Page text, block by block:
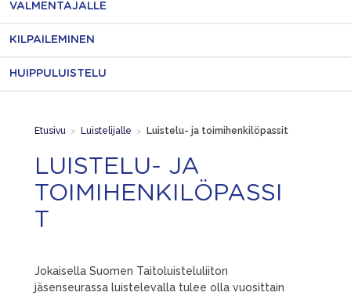
VALMENTAJALLE
KILPAILEMINEN
HUIPPULUISTELU
Etusivu > Luistelijalle > Luistelu- ja toimihenkilöpassit
LUISTELU- JA
TOIMIHENKILÖPASSI
T
Jokaisella Suomen Taitoluisteluliiton
jäsenseurassa luistelevalla tulee olla vuosittain